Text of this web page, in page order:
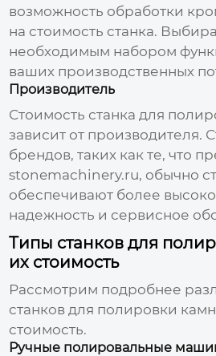
возможность обработки
на стоимость станка.
необходимым набором
ваших производственных
Производитель
Стоимость станка для
зависит от производителя.
брендов, таких как те, что
stonemachinery.ru, обычно
обеспечивают более
надежность и сервисное
Типы станков для
их стоимость
Рассмотрим подробнее
станков для полировки
стоимость.
Ручные полировальные